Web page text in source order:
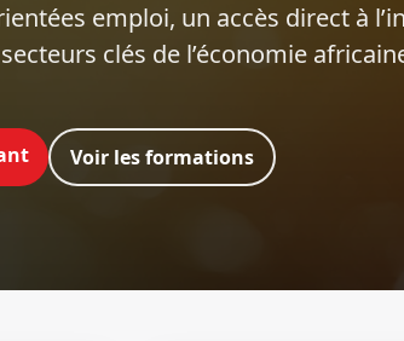
emploi‍, un accès direct à
clés de l’économie
Voir les formations